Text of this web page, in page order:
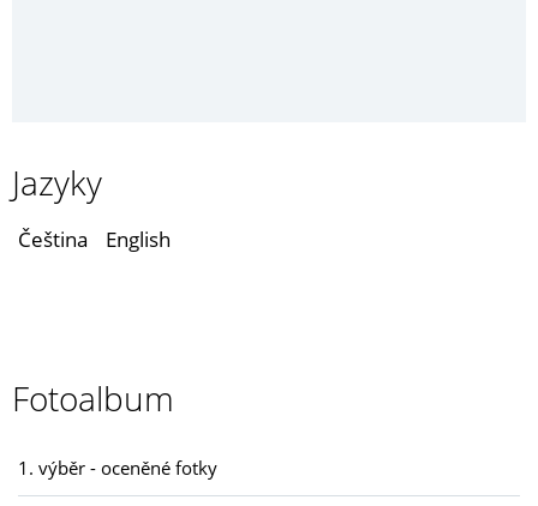
Jazyky
Čeština English
Fotoalbum
1. výběr - oceněné fotky